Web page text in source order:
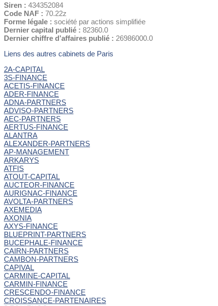
Siren : 434352084
Code NAF : 70.22z
Forme légale : société par actions simplifiée
Dernier capital publié : 82360.0
Dernier chiffre d’affaires publié : 26986000.0
Liens des autres cabinets de Paris
2A-CAPITAL
3S-FINANCE
ACETIS-FINANCE
ADER-FINANCE
ADNA-PARTNERS
ADVISO-PARTNERS
AEC-PARTNERS
AERTUS-FINANCE
ALANTRA
ALEXANDER-PARTNERS
AP-MANAGEMENT
ARKARYS
ATFIS
ATOUT-CAPITAL
AUCTEOR-FINANCE
AURIGNAC-FINANCE
AVOLTA-PARTNERS
AXEMEDIA
AXONIA
AXYS-FINANCE
BLUEPRINT-PARTNERS
BUCEPHALE-FINANCE
CAIRN-PARTNERS
CAMBON-PARTNERS
CAPIVAL
CARMINE-CAPITAL
CARMIN-FINANCE
CRESCENDO-FINANCE
CROISSANCE-PARTENAIRES